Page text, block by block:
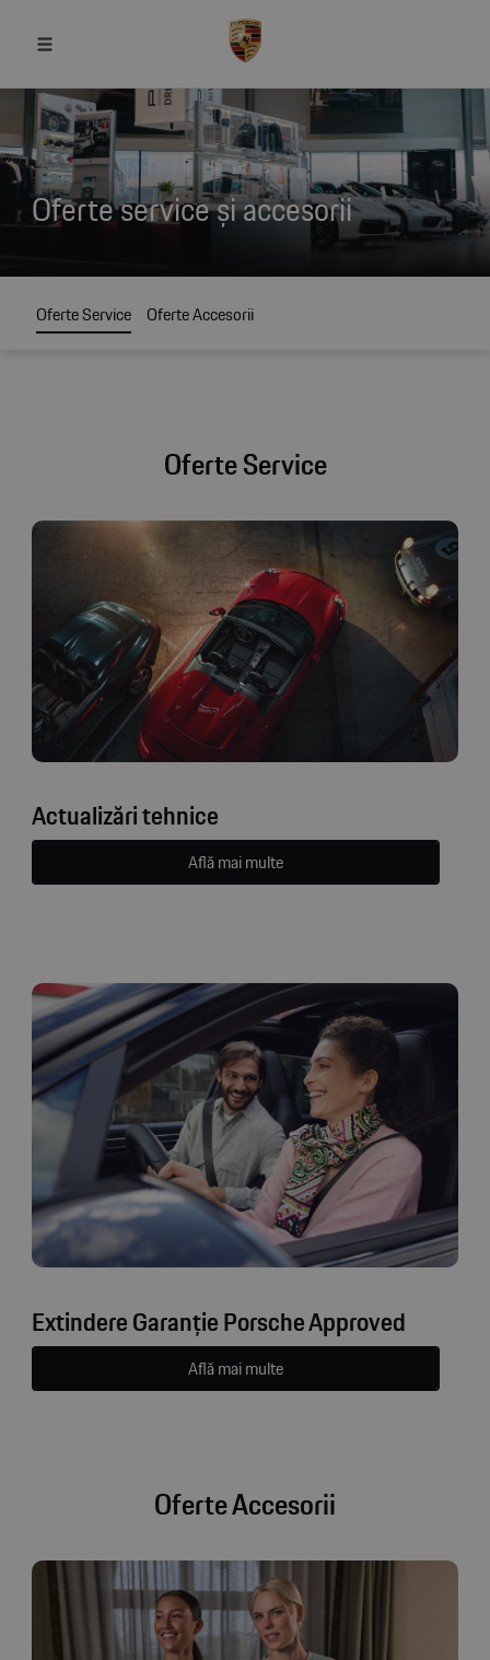
Oferte service și accesorii
Oferte Service Oferte Accesorii
Oferte Service
Actualizări tehnice
Află mai multe
Extindere Garanție Porsche Approved
Află mai multe
Oferte Accesorii